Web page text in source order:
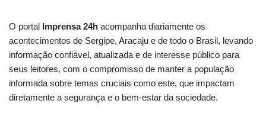
O portal Imprensa 24h acompanha diariamente os
acontecimentos de Sergipe, Aracaju e de todo o Brasil, levando
informação confiável, atualizada e de interesse público para
seus leitores, com o compromisso de manter a população
informada sobre temas cruciais como este, que impactam
diretamente a segurança e o bem-estar da sociedade.